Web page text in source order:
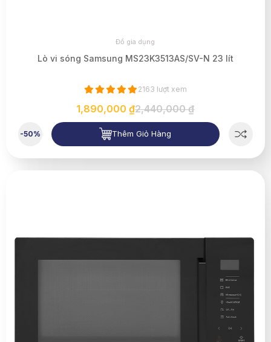
Đồ gia dụng
Lò vi sóng Samsung MS23K3513AS/SV-N 23 lít
2163 lượt xem
1,890,000 ₫2,440,000 ₫
-50% Thêm Giỏ Hàng